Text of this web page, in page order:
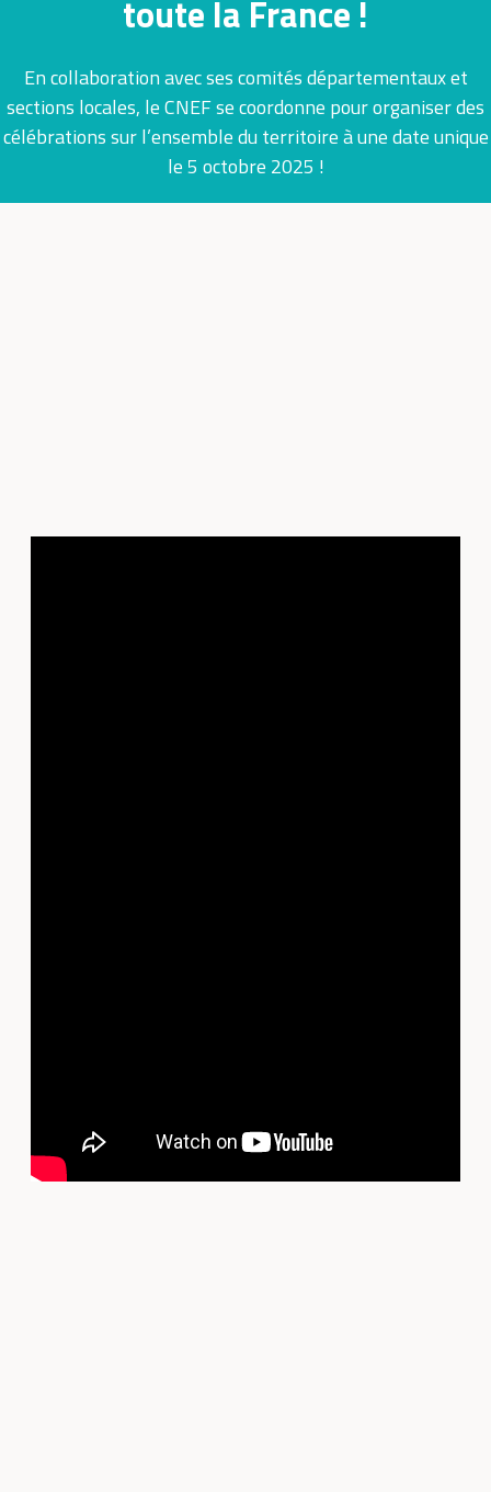
toute la France !
En collaboration avec ses comités départementaux et
sections locales, le CNEF se coordonne pour organiser des
célébrations sur l’ensemble du territoire à une date unique
le 5 octobre 2025 !